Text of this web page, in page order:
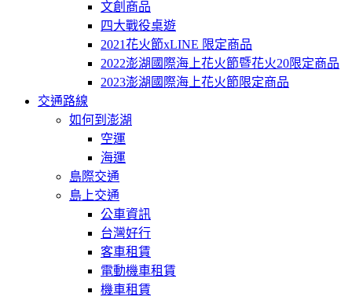
文創商品
四大戰役桌遊
2021花火節xLINE 限定商品
2022澎湖國際海上花火節暨花火20限定商品
2023澎湖國際海上花火節限定商品
交通路線
如何到澎湖
空運
海運
島際交通
島上交通
公車資訊
台灣好行
客車租賃
電動機車租賃
機車租賃